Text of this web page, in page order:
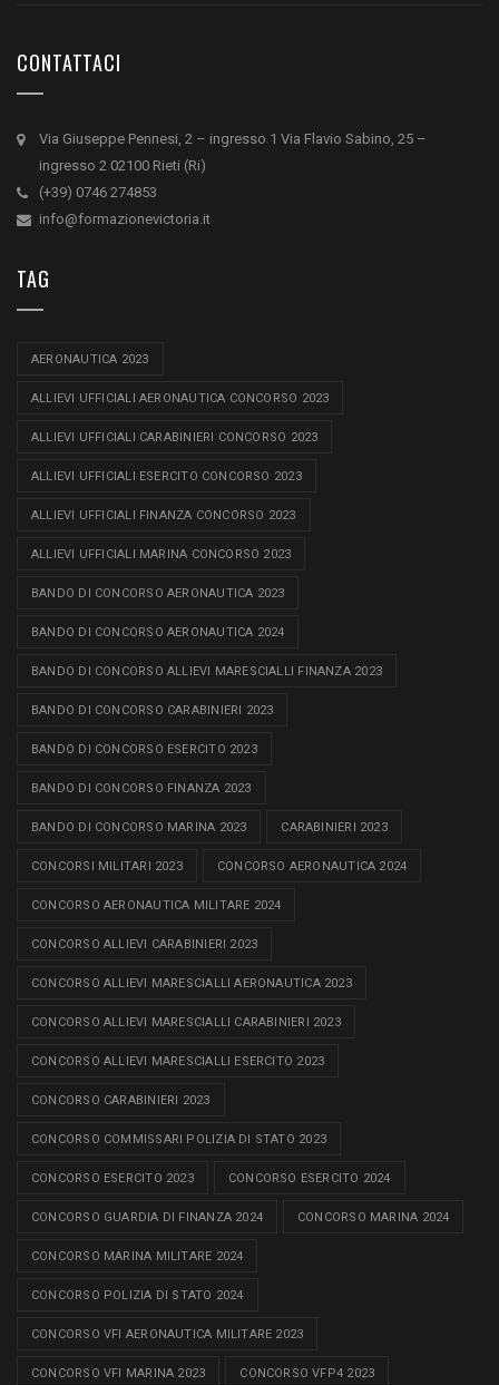
CONTATTACI
Via Giuseppe Pennesi, 2 – ingresso 1 Via Flavio Sabino, 25 –
ingresso 2 02100 Rieti (Ri)
(+39) 0746 274853
info@formazionevictoria.it
TAG
AERONAUTICA 2023
ALLIEVI UFFICIALI AERONAUTICA CONCORSO 2023
ALLIEVI UFFICIALI CARABINIERI CONCORSO 2023
ALLIEVI UFFICIALI ESERCITO CONCORSO 2023
ALLIEVI UFFICIALI FINANZA CONCORSO 2023
ALLIEVI UFFICIALI MARINA CONCORSO 2023
BANDO DI CONCORSO AERONAUTICA 2023
BANDO DI CONCORSO AERONAUTICA 2024
BANDO DI CONCORSO ALLIEVI MARESCIALLI FINANZA 2023
BANDO DI CONCORSO CARABINIERI 2023
BANDO DI CONCORSO ESERCITO 2023
BANDO DI CONCORSO FINANZA 2023
BANDO DI CONCORSO MARINA 2023 CARABINIERI 2023
CONCORSI MILITARI 2023 CONCORSO AERONAUTICA 2024
CONCORSO AERONAUTICA MILITARE 2024
CONCORSO ALLIEVI CARABINIERI 2023
CONCORSO ALLIEVI MARESCIALLI AERONAUTICA 2023
CONCORSO ALLIEVI MARESCIALLI CARABINIERI 2023
CONCORSO ALLIEVI MARESCIALLI ESERCITO 2023
CONCORSO CARABINIERI 2023
CONCORSO COMMISSARI POLIZIA DI STATO 2023
CONCORSO ESERCITO 2023 CONCORSO ESERCITO 2024
CONCORSO GUARDIA DI FINANZA 2024 CONCORSO MARINA 2024
CONCORSO MARINA MILITARE 2024
CONCORSO POLIZIA DI STATO 2024
CONCORSO VFI AERONAUTICA MILITARE 2023
CONCORSO VFI MARINA 2023 CONCORSO VFP4 2023